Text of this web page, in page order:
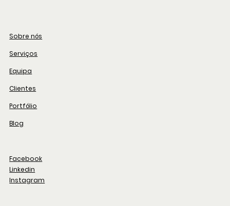
Sobre nós
Serviços
Equipa
Clientes
Portfólio
Blog
Facebook
Linkedin
Instagram